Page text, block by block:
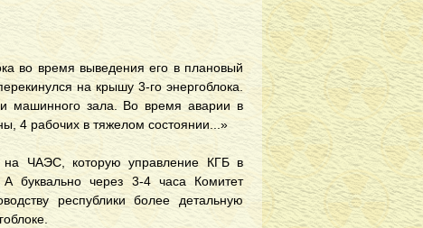
во время выведения его в плановый
на крышу 3-го энергоблока.
машинного зала. Во время аварии в
4 рабочих в тяжелом состоянии...»
ЧАЭС, которую управление КГБ в
А буквально через 3-4 часа Комитет
республики более детальную